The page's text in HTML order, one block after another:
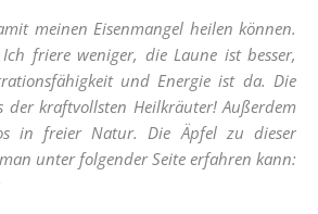
meinen Eisenmangel heilen können.
friere weniger, die Laune ist besser,
und Energie ist da. Die
der kraftvollsten Heilkräuter! Außerdem
in freier Natur. Die Äpfel zu dieser
unter folgender Seite erfahren kann: